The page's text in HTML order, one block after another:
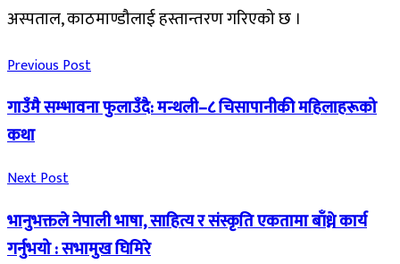
अस्पताल, काठमाण्डौलाई हस्तान्तरण गरिएको छ ।
Previous Post
गाउँमै सम्भावना फुलाउँदै: मन्थली–८ चिसापानीकी महिलाहरूको
कथा
Next Post
भानुभक्तले नेपाली भाषा, साहित्य र संस्कृति एकतामा बाँध्ने कार्य
गर्नुभयो : सभामुख घिमिरे